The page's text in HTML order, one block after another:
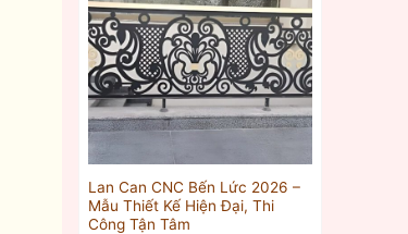
Lan Can CNC Bến Lức 2026 –
Mẫu Thiết Kế Hiện Đại, Thi
Công Tận Tâm